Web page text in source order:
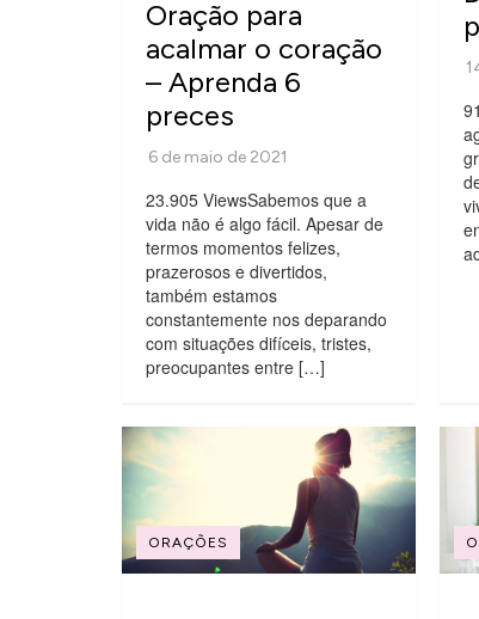
Oração para
acalmar o coração
– Aprenda 6
preces
23.905 ViewsSabemos que a
vida não é algo fácil. Apesar de
termos momentos felizes,
prazerosos e divertidos,
também estamos
constantemente nos deparando
com situações difíceis, tristes,
preocupantes entre […]
ORAÇÕES